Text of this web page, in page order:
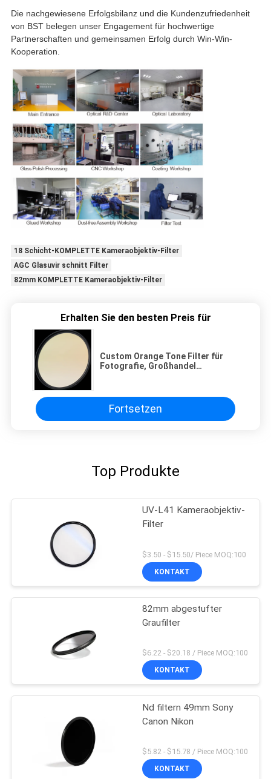
Die nachgewiesene Erfolgsbilanz und die Kundenzufriedenheit
von BST belegen unser Engagement für hochwertige
Partnerschaften und gemeinsamen Erfolg durch Win-Win-
Kooperation.
18 Schicht-KOMPLETTE Kameraobjektiv-Filter
AGC Glasuvir schnitt Filter
82mm KOMPLETTE Kameraobjektiv-Filter
Erhalten Sie den besten Preis für
Custom Orange Tone Filter für
Fotografie, Großhandel
Fortsetzen
Top Produkte
UV-L41 Kameraobjektiv-
Filter
$3.50 - $15.50/ Piece MOQ:100
KONTAKT
82mm abgestufter
Graufilter
$6.22 - $20.18 / Piece MOQ:100
KONTAKT
Nd filtern 49mm Sony
Canon Nikon
$5.82 - $15.78 / Piece MOQ:100
KONTAKT